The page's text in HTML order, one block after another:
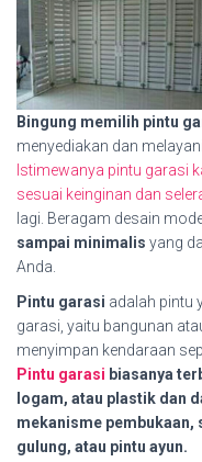
Bingung memilih pintu
menyediakan dan
Istimewanya pintu garasi
sesuai keinginan dan
lagi. Beragam desain
sampai minimalis yang
Anda.
Pintu garasi adalah pintu
garasi, yaitu bangunan
menyimpan kendaraan
Pintu garasi biasanya
logam, atau plastik dan
mekanisme pembukaan,
gulung, atau pintu ayun.